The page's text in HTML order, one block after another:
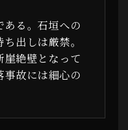
ある。石垣への
出しは厳禁。
崖絶壁となって
事故には細心の